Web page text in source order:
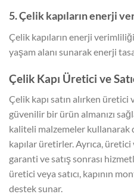
5. Çelik kapıların enerji
Çelik kapıların enerji
yaşam alanı sunarak enerji
Çelik Kapı Üretici ve
Çelik kapı satın alırken üretici
güvenilir bir ürün almanızı
kaliteli malzemeler kullanarak
kapılar üretirler. Ayrıca, üretici
garanti ve satış sonrası
üretici veya satıcı, kapının
destek sunar.